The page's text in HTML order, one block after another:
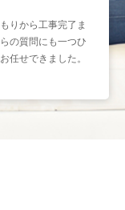
りから工事完了ま
の質問にも一つひ
任せできました。
が、予約もスムー
業はとても丁寧
またお願いしたい